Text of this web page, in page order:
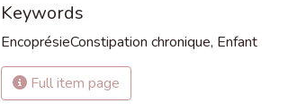
Keywords
EncoprésieConstipation chronique, Enfant
Full item page